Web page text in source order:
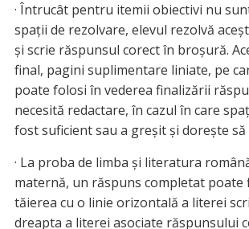
· Întrucât pentru itemii obiectivi nu
spaţii de rezolvare, elevul rezolvă
şi scrie răspunsul corect în broşură.
final, pagini suplimentare liniate, pe
poate folosi în vederea finalizării
necesită redactare, în cazul în care
fost suficient sau a greşit şi doreşte
· La proba de limba şi literatura
maternă, un răspuns completat poate
tăierea cu o linie orizontală a literei
dreapta a literei asociate răspunsului